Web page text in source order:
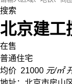
搜索
北京建工
在售
普通住宅
均价 21000 元/㎡